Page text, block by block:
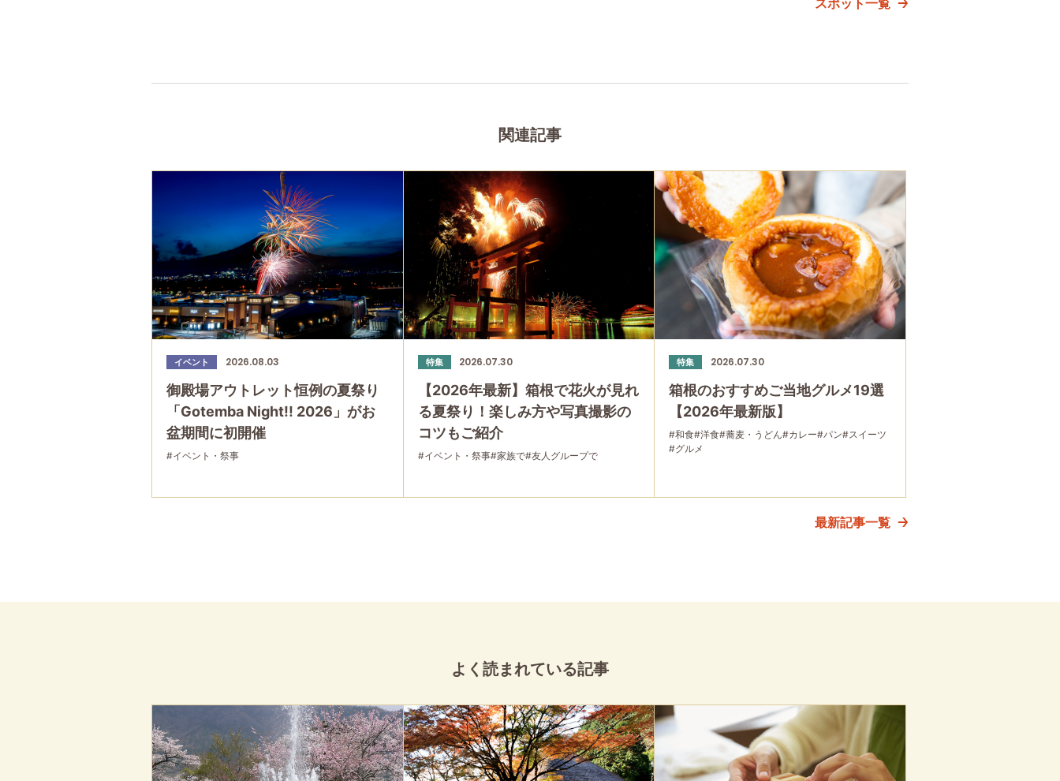
スポット一覧
関連記事
イベント 2026.08.03
御殿場アウトレット恒例の夏祭り
「Gotemba Night!! 2026」がお
盆期間に初開催
#イベント・祭事
特集 2026.07.30
【2026年最新】箱根で花火が見れ
る夏祭り！楽しみ方や写真撮影の
コツもご紹介
#イベント・祭事#家族で#友人グループで
特集 2026.07.30
箱根のおすすめご当地グルメ19選
【2026年最新版】
#和食#洋食#蕎麦・うどん#カレー#パン#スイーツ
#グルメ
最新記事一覧
よく読まれている記事